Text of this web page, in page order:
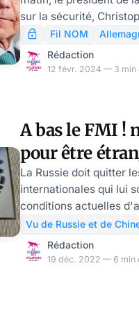
dans l’OTAN,
Reisner
sur la sécurité,
rapport sur la sécurité
la devise de la
la paix par le dialogue
Munich. Au lieu de
presse, on a menacé
Fil NOM
Rédaction
12 févr. 2024 — 3 min
A bas le FMI !
pour être
Rybine
La Russie doit quitter
internationales qui lui
conditions actuelles
totale, cela n'a aucun
s'en tenir à l'adhésion
poursuivent une
Vu de Russie et de
Rédaction
19 déc. 2022 — 6 min